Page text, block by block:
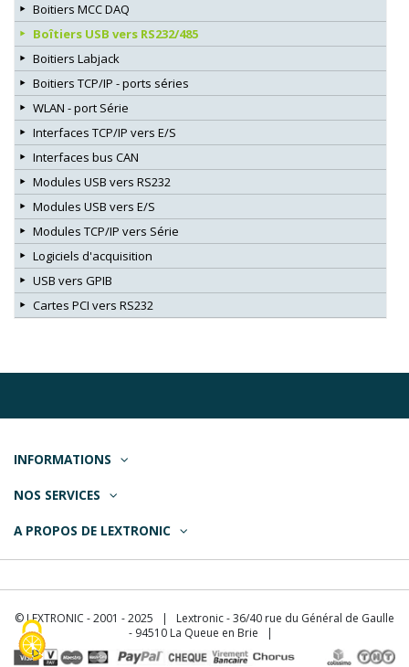
Boitiers MCC DAQ
Boîtiers USB vers RS232/485
Boitiers Labjack
Boitiers TCP/IP - ports séries
WLAN - port Série
Interfaces TCP/IP vers E/S
Interfaces bus CAN
Modules USB vers RS232
Modules USB vers E/S
Modules TCP/IP vers Série
Logiciels d'acquisition
USB vers GPIB
Cartes PCI vers RS232
INFORMATIONS
NOS SERVICES
A PROPOS DE LEXTRONIC
© LEXTRONIC - 2001 - 2025 | Lextronic - 36/40 rue du Général de Gaulle
- 94510 La Queue en Brie |